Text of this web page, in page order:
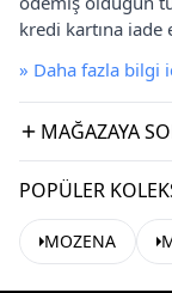
kredi kartına iade
» Daha fazla bilgi
MAĞAZAYA
POPÜLER
MOZENA